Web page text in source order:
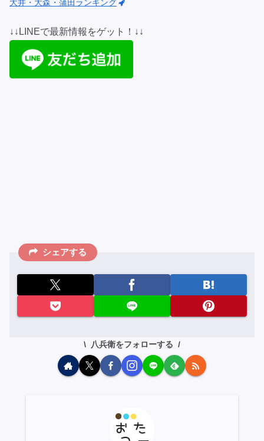
大井・大森・蒲田ランキング
↓↓LINEで最新情報をゲット！↓↓
シェアする
八兵衛をフォローする